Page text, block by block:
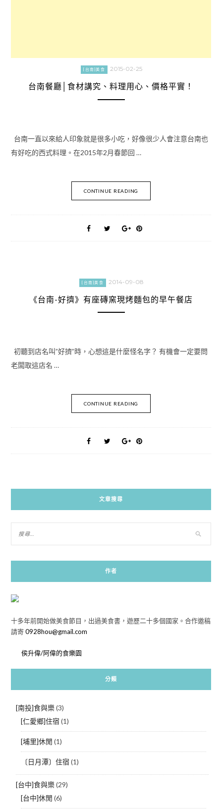
[台南]美食 2015-02-25
台南餐廳│食材講究、料理用心、價格平實！
台南一直以來給人印象就是很多小吃，好像很少人會注意台南也
有好吃的西式料理。在2015年2月春節回 …
CONTINUE READING
[台南]美食 2014-09-08
《台南-好擠》有座磚窯現烤麵包的早午餐店
初聽到店名叫”好擠”時，心想這是什麼怪名字？ 有機會一定要問
老闆取這店名 …
CONTINUE READING
文章搜尋
作者
十多年前開始做美食節目，出過美食書，遊歷二十多個國家。合作邀稿
請寄0928hou@gmail.com
侯升偉/阿偉的食樂園
分類
[南投]食與樂(3)
[仁愛鄉]住宿 (1)
[埔里]休閒 (1)
〔日月潭〕住宿 (1)
[台中]食與樂(29)
[台中]休閒 (6)